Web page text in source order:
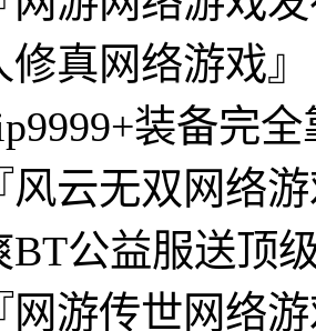
修真网络游戏
装备完
风云无双网络
BT公益服送顶
网游传世网络